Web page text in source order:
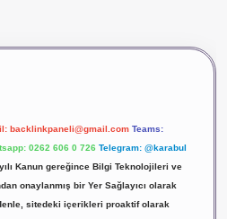
backlinkpaneli@gmail.com Teams:
0262 606 0 726 Telegram: @karabul
Kanun gereğince Bilgi Teknolojileri ve
onaylanmış bir Yer Sağlayıcı olarak
sitedeki içerikleri proaktif olarak